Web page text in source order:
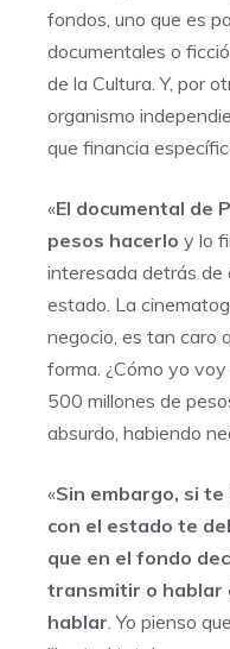
fondos, uno que es
documentales o
de la Cultura. Y, por
organismo
que financia
«El documental de
pesos hacerlo y lo
interesada detrás de
estado. La
negocio, es tan caro
forma. ¿Cómo yo
500 millones de
absurdo, habiendo
«Sin embargo, si
con el estado te
que en el fondo
transmitir o hablar
hablar. Yo pienso